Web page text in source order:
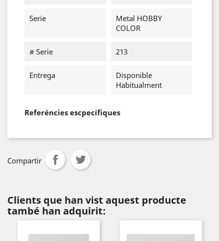
Serie
Metal HOBBY
COLOR
# Serie 213
Entrega
Disponible
Habitualment
Referéncies escpecífiques
Compartir
Clients que han vist aquest producte
també han adquirit: